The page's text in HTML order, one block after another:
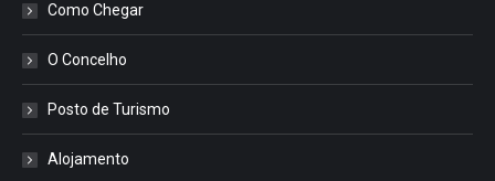
Como Chegar
O Concelho
Posto de Turismo
Alojamento